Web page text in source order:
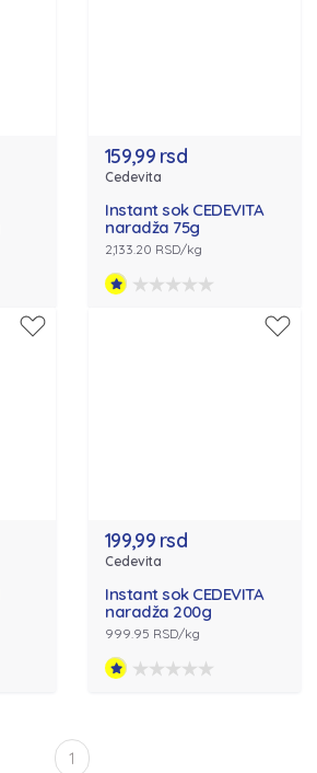
159,99 rsd
Cedevita
Instant sok CEDEVITA
naradža 75g
2,133.20 RSD/kg
199,99 rsd
Cedevita
Instant sok CEDEVITA
naradža 200g
999.95 RSD/kg
1